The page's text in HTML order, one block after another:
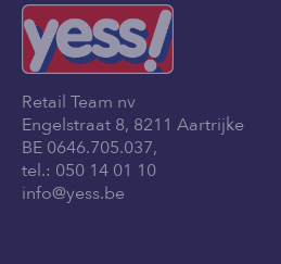
Retail Team nv
Engelstraat 8, 8211 Aartrijke
BE 0646.705.037,
tel.: 050 14 01 10
info@yess.be